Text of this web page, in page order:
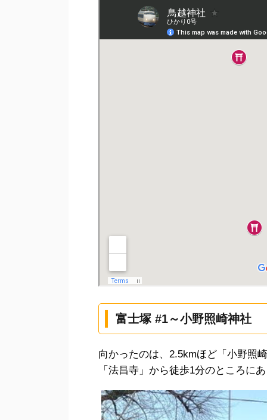
富士塚 #1～小野照崎神社
向かったのは、2.5kmほど「小野照
「法昌寺」から徒歩1分のところに